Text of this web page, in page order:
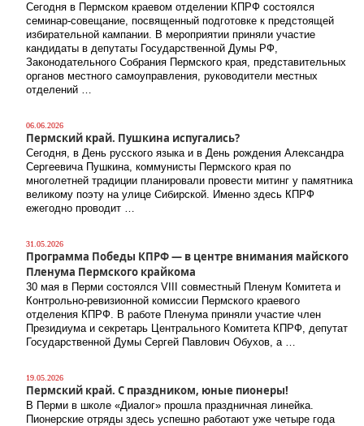
Сегодня в Пермском краевом отделении КПРФ состоялся
семинар-совещание, посвященный подготовке к предстоящей
избирательной кампании. В мероприятии приняли участие
кандидаты в депутаты Государственной Думы РФ,
Законодательного Собрания Пермского края, представительных
органов местного самоуправления, руководители местных
отделений …
06.06.2026
Пермский край. Пушкина испугались?
Сегодня, в День русского языка и в День рождения Александра
Сергеевича Пушкина, коммунисты Пермского края по
многолетней традиции планировали провести митинг у памятника
великому поэту на улице Сибирской. Именно здесь КПРФ
ежегодно проводит …
31.05.2026
Программа Победы КПРФ — в центре внимания майского
Пленума Пермского крайкома
30 мая в Перми состоялся VIII совместный Пленум Комитета и
Контрольно-ревизионной комиссии Пермского краевого
отделения КПРФ. В работе Пленума приняли участие член
Президиума и секретарь Центрального Комитета КПРФ, депутат
Государственной Думы Сергей Павлович Обухов, а …
19.05.2026
Пермский край. С праздником, юные пионеры!
В Перми в школе «Диалог» прошла праздничная линейка.
Пионерские отряды здесь успешно работают уже четыре года